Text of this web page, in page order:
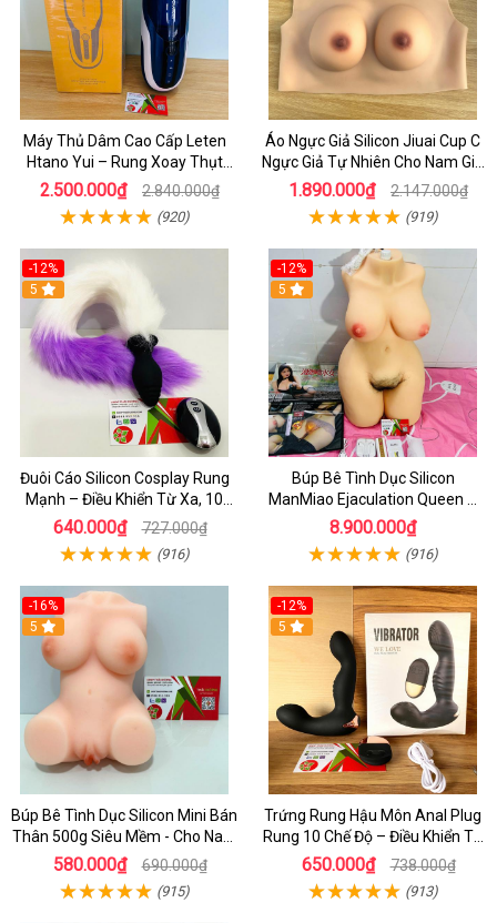
Máy Thủ Dâm Cao Cấp Leten
Htano Yui – Rung Xoay Thụt
Mạnh, Có Tiếng Rên JAV
2.500.000₫ 2.840.000₫
(920)
Áo Ngực Giả Silicon Jiuai Cup C
Ngực Giả Tự Nhiên Cho Nam Giả
Gái, Drag Queen
1.890.000₫ 2.147.000₫
(919)
-12%
5
Đuôi Cáo Silicon Cosplay Rung
Mạnh – Điều Khiển Từ Xa, 10
Chế Độ Cực Kích Thích
640.000₫ 727.000₫
(916)
-12%
5
Búp Bê Tình Dục Silicon
ManMiao Ejaculation Queen –
Rung Cảm Biến, Sưởi Ấm & Phun
Nước Thông Minh
8.900.000₫
(916)
-16%
5
Búp Bê Tình Dục Silicon Mini Bán
Thân 500g Siêu Mềm - Cho Nam
Thủ Dâm Tự Sướng
580.000₫ 690.000₫
(915)
-12%
5
Trứng Rung Hậu Môn Anal Plug
Rung 10 Chế Độ – Điều Khiển Từ
Xa, We Love
650.000₫ 738.000₫
(913)